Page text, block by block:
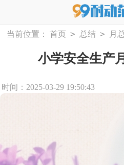
当前位置： 首页 > 总结 > 月
小学安全生产
时间：2025-03-29 19:50:43